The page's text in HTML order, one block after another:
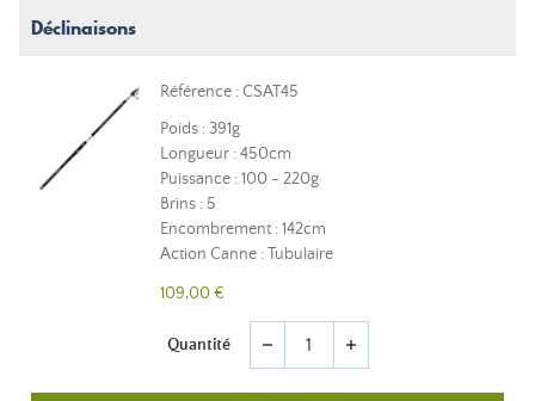
Déclinaisons
Référence : CSAT45
Poids : 391g
Longueur : 450cm
Puissance : 100 - 220g
Brins : 5
Encombrement : 142cm
Action Canne : Tubulaire
109,00 €
Quantité remove add